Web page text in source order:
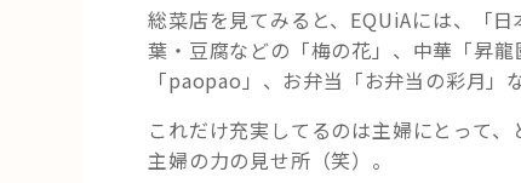
総菜店を見てみると、EQUiAには、「
葉・豆腐などの「梅の花」、中華「昇
「paopao」、お弁当「お弁当の彩月」
これだけ充実してるのは主婦にとって
主婦の力の見せ所（笑）。